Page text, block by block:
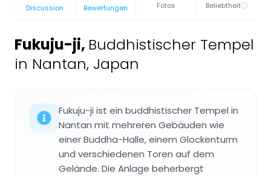
Discussion Bewertungen Fotos Beliebtheit
Fukuju-ji, Buddhistischer Tempel
in Nantan, Japan
Fukuju-ji ist ein buddhistischer Tempel in
Nantan mit mehreren Gebäuden wie
einer Buddha-Halle, einem Glockenturm
und verschiedenen Toren auf dem
Gelände. Die Anlage beherbergt